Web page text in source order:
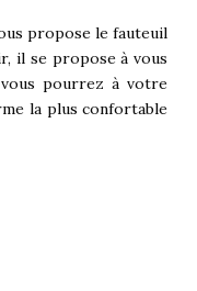
propose le fauteuil
il se propose à vous
pourrez à votre
la plus confortable